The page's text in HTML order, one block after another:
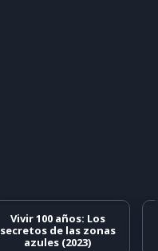
Vivir 100 años: Los
secretos de las zonas
azules (2023)